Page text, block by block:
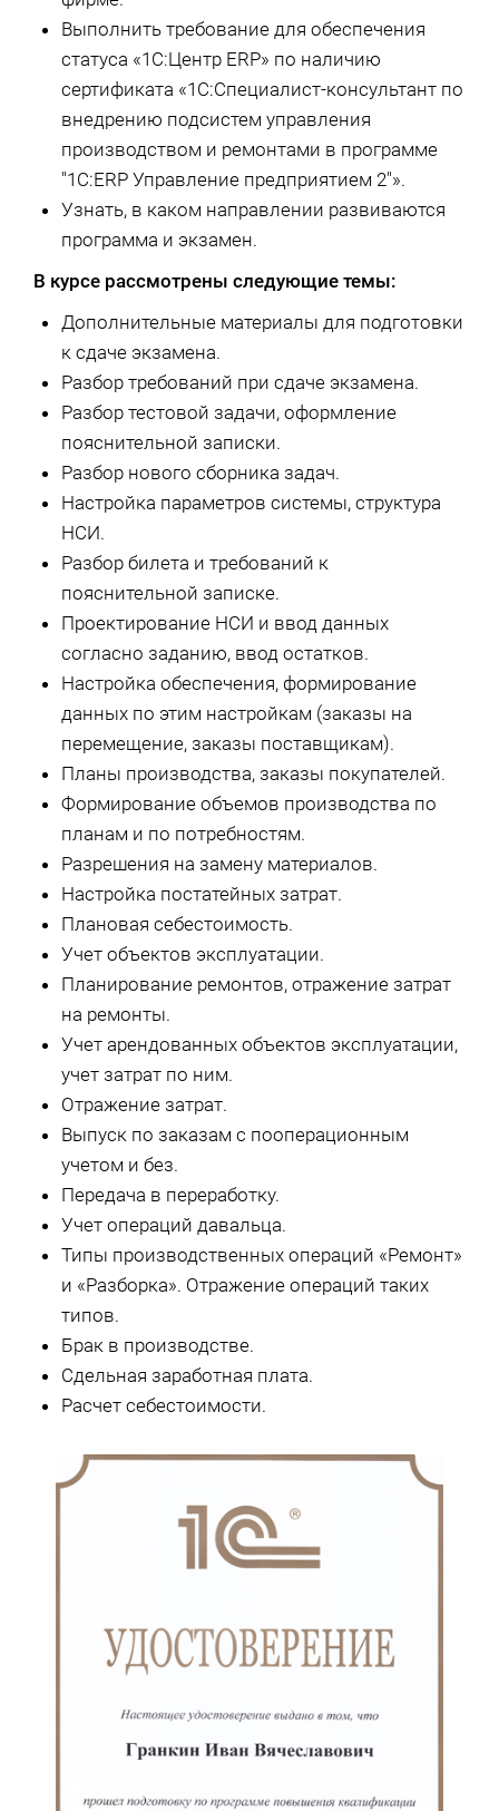
Выполнить требование для обеспечения
статуса «1С:Центр ERP» по наличию
сертификата «1С:Специалист-консультант по
внедрению подсистем управления
производством и ремонтами в программе
"1С:ERP Управление предприятием 2"».
Узнать, в каком направлении развиваются
программа и экзамен.
В курсе рассмотрены следующие темы:
Дополнительные материалы для подготовки
к сдаче экзамена.
Разбор требований при сдаче экзамена.
Разбор тестовой задачи, оформление
пояснительной записки.
Разбор нового сборника задач.
Настройка параметров системы, структура
НСИ.
Разбор билета и требований к
пояснительной записке.
Проектирование НСИ и ввод данных
согласно заданию, ввод остатков.
Настройка обеспечения, формирование
данных по этим настройкам (заказы на
перемещение, заказы поставщикам).
Планы производства, заказы покупателей.
Формирование объемов производства по
планам и по потребностям.
Разрешения на замену материалов.
Настройка постатейных затрат.
Плановая себестоимость.
Учет объектов эксплуатации.
Планирование ремонтов, отражение затрат
на ремонты.
Учет арендованных объектов эксплуатации,
учет затрат по ним.
Отражение затрат.
Выпуск по заказам с пооперационным
учетом и без.
Передача в переработку.
Учет операций давальца.
Типы производственных операций «Ремонт»
и «Разборка». Отражение операций таких
типов.
Брак в производстве.
Сдельная заработная плата.
Расчет себестоимости.